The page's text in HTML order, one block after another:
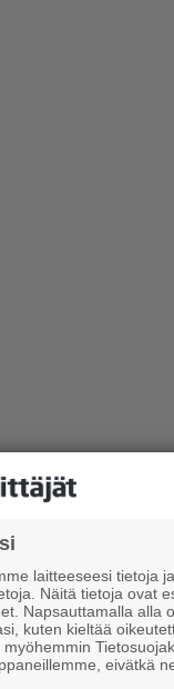
laitteeseesi tietoja
Näitä tietoja ovat
Napsauttamalla alla
kuten kieltää
eivätkä